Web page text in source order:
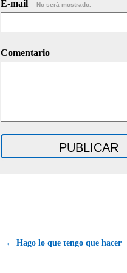
E-mail No será mostrado.
Comentario
← Hago lo que tengo que hacer